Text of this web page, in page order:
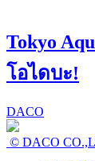
Tokyo
โอไดบะ!
DACO
© DACO